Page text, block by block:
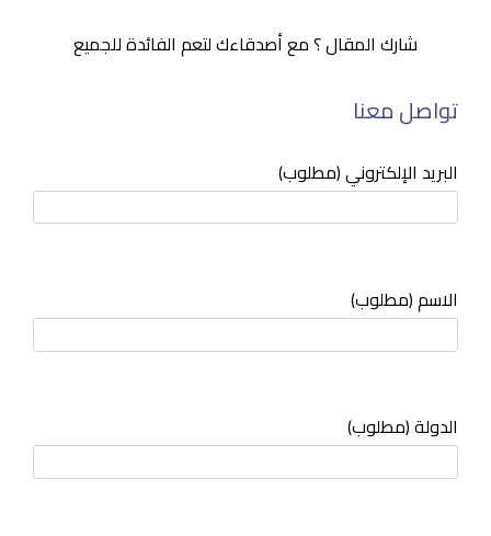
شارك المقال ؟ مع أصدقاءك لتعم الفائدة للجميع
تواصل معنا
البريد الإلكتروني (مطلوب)
الاسم (مطلوب)
الدولة (مطلوب)